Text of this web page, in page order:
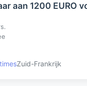
aan 1200 EURO
Zuid-Frankrijk